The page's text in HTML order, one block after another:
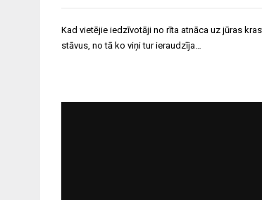
Ziņu
izvēlne
Kad vietējie iedzīvotāji no rīta atnāca uz jūras
stāvus, no tā ko viņi tur ieraudzīja…